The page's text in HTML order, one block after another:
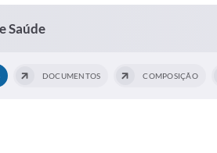
Saúde
DOCUMENTOS COMPOSIÇÃO